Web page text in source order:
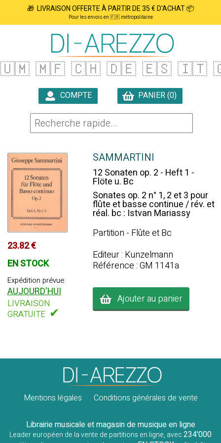
🎁 LIVRAISON OFFERTE À PARTIR DE 35 € D'ACHAT 📦
Pour les envois en 🇫🇷 métropolitaine
🇺🇲 🇲🇫 🇨🇭 🇩🇪 🇪🇸 🇮🇹
COMPTE
PANIER (0)
23.82 €
EN STOCK
Expédition prévue
AUJOURD'HUI
LIVRAISON
GRATUITE ✔
SAMMARTINI
12 Sonaten op. 2 - Heft 1 -
Flöte u. Bc
Sonates op. 2 n° 1, 2 et 3 pour
flûte et basse continue / rév. et
réal. bc : Istvan Mariassy
Partition - Flûte et Bc
Editeur : Kunzelmann
Référence : GM 1141a
Ajouter au panier
Mentions légales Conditions générales de vente
Librairie musicale et magasin de musique en ligne
Leader européen de la vente de partitions en ligne, avec234'000